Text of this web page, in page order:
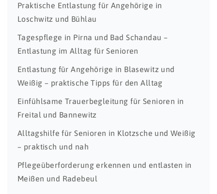
Praktische Entlastung für Angehörige in
Loschwitz und Bühlau
Tagespflege in Pirna und Bad Schandau –
Entlastung im Alltag für Senioren
Entlastung für Angehörige in Blasewitz und
Weißig – praktische Tipps für den Alltag
Einfühlsame Trauerbegleitung für Senioren in
Freital und Bannewitz
Alltagshilfe für Senioren in Klotzsche und Weißig
– praktisch und nah
Pflegeüberforderung erkennen und entlasten in
Meißen und Radebeul